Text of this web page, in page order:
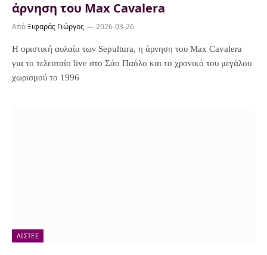
άρνηση του Max Cavalera
ΑπόΞιφαράς Γιώργος 2026-03-26
Η οριστική αυλαία των Sepultura, η άρνηση του Max Cavalera
για το τελευταίο live στο Σάο Παόλο και το χρονικό του μεγάλου
χωρισμού το 1996
ΛΊΣΤΕΣ